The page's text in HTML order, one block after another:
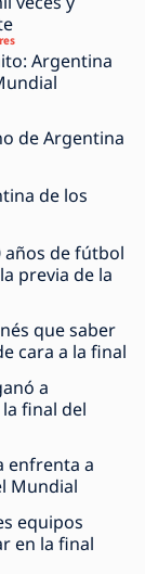
Argentina
de Argentina
de los
años de fútbol
previa de la
que saber
cara a la final
a
final del
enfrenta a
Mundial
equipos
en la final